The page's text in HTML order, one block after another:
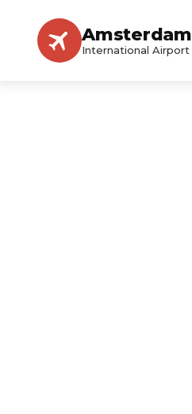
Amsterdam
International Airport